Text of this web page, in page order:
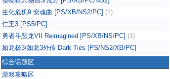
生化危机9 安魂曲 [PS/XB/NS2/PC] (1)
仁王3 [PS5/PC]
勇者斗恶龙VII Reimagined [PS/XB/NS/PC] (1)
如龙极3/如龙3外传 Dark Ties [PS/NS2/XB/PC]
综合话题区
游戏攻略区